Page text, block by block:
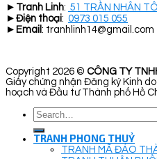
► Tranh Linh: 51 TRẦN NHÂN
► Điện thoại: 0973 015 055
► Email : tranhlinh14@gmail.com
Copyright 2026 © CÔNG TY
Giấy chứng nhận Đăng ký Kinh
hoạch và Đầu tư Thành phố Hồ
Search
for:
TRANH PHONG THUỶ
TRANH MÃ ĐÁO